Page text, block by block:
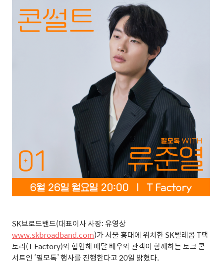
SK브로드밴드(대표이사 사장:유영상
www.skbroadband.com)가 서울 홍대에 위치한SK텔레콤T팩
토리(T Factory)와 협업해 매달 배우와 관객이 함께하는 토크 콘
서트인 ‘필모톡’행사를 진행한다고20일 밝혔다.